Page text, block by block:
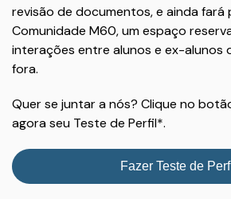
revisão de documentos, e ainda fará
Comunidade M60, um espaço
interações entre alunos e ex-alunos
fora.
Quer se juntar a nós? Clique no
agora seu Teste de Perfil*.
Fazer Teste de